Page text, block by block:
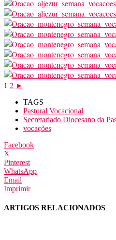
1 2 ►
TAGS
Pastoral Vocacional
Secretariado Diocesano da
vocações
Facebook
X
Pinterest
WhatsApp
Email
Imprimir
ARTIGOS RELACIONADOS